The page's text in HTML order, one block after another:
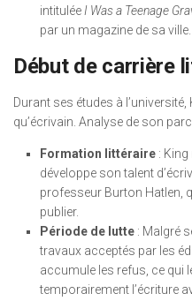
intituléeI Was a Teenage
par un magazine de sa ville.
Début de carrière
Durant ses études à
qu’écrivain. Analyse de son
Formation littéraire : King
développe son talent
professeur Burton Hatlen,
publier.
Période de lutte : Malgré
travaux acceptés par les
accumule les refus, ce qui
temporairement l’écriture